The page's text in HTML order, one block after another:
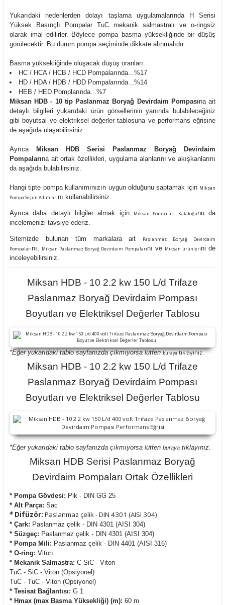
Yukarıdaki nedenlerden dolayı taşlama uygulamalarında H Serisi
Yüksek Basınçlı Pompalar TuC mekanik salmastralı ve o-ringsiz
olarak imal edilirler. Böylece pompa basma yüksekliğinde bir düşüş
görülecektir. Bu durum pompa seçiminde dikkate alınmalıdır.
Basma yüksekliğinde oluşacak düşüş oranları:
HC / HCA / HCB / HCD Pompalarında...%17
HD / HDA / HDB / HDD Pompalarında...%14
HEB / HED Pomplarında...%7
Miksan HDB - 10 tip Paslanmaz Boryağ Devirdaim Pompasına ait
detaylı bilgileri yukarıdaki ürün görsellerinin yanında bulabileceğiniz
gibi boyutsal ve elektriksel değerler tablosuna ve performans eğrisine
de aşağıda ulaşabilirsiniz.
Ayrıca
Miksan HDB Serisi Paslanmaz Boryağ Devirdaim
Pompalarına ait ortak özellikleri, uygulama alanlarını ve akışkanlarını
da aşağıda bulabilirsiniz.
Hangi tipte pompa kullanımınızın uygun olduğunu saptamak için Miksan
Pompa Seçim Adımlarını kullanabilirsiniz.
Ayrıca daha detaylı bilgiler almak için Miksan Pompaları Kataloğunu da
incelemenizi tavsiye ederiz.
Sitemizde bulunan tüm markalara ait
Paslanmaz Boryağ Devirdaim
Pompalarını, Miksan Paslanmaz Boryağ Devirdaim Pompalarını ve Miksan ürünlerini de
inceleyebilirsiniz.
Miksan HDB - 10 2.2 kw 150 L/d Trifaze
Paslanmaz Boryağ Devirdaim Pompası
Boyutları ve Elektriksel Değerler Tablosu
*Eğer yukarıdaki tablo sayfanızda çıkmıyorsa lütfenburayatıklayınız.
Miksan HDB - 10 2.2 kw 150 L/d Trifaze
Paslanmaz Boryağ Devirdaim Pompası
Boyutları ve Elektriksel Değerler Tablosu
*Eğer yukarıdaki tablo sayfanızda çıkmıyorsa lütfen buraya tıklayınız.
Miksan HDB Serisi Paslanmaz Boryağ
Devirdaim Pompaları Ortak Özellikleri
* Pompa Gövdesi: Pik - DIN GG 25
* Alt Parça: Sac
* Difüzör: Paslanmaz çelik - DIN 4301 (AISI 304)
* Çark: Paslanmaz çelik - DIN 4301 (AISI 304)
* Süzgeç: Paslanmaz çelik - DIN 4301 (AISI 304)
* Pompa Mili: Paslanmaz çelik - DIN 4401 (AISI 316)
* O-ring: Viton
* Mekanik Salmastra: C-SiC - Viton
TuC - SiC - Viton (Opsiyonel)
TuC - TuC - Viton (Opsiyonel)
* Tesisat Bağlantısı: G 1
* Hmax (max Basma Yüksekliği) (m): 60 m